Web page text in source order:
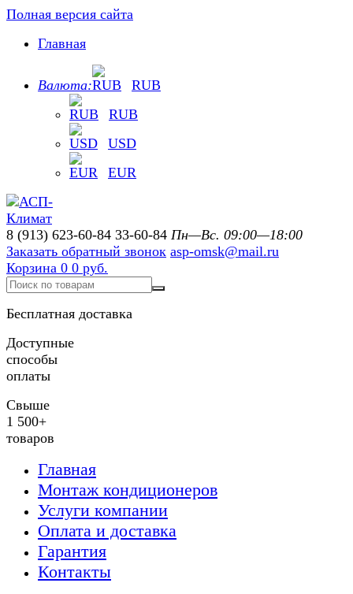
Полная версия сайта
Главная
Валюта:
RUB
RUB
USD
EUR
8 (913) 623-60-84 33-60-84 Пн—Вс. 09:00—18:00
Заказать обратный звонок asp-omsk@mail.ru
Корзина 0 0 руб.
Бесплатная доставка
Доступные
способы
оплаты
Свыше
1 500+
товаров
Главная
Монтаж кондиционеров
Услуги компании
Оплата и доставка
Гарантия
Контакты